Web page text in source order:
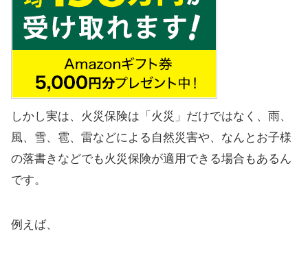
しかし実は、火災保険は「火災」だけではなく、雨、
風、雪、雹、雷などによる自然災害や、なんとお子様
の落書きなどでも火災保険が適用できる場合もあるん
です。
例えば、